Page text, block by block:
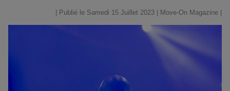
| Publié le Samedi 15 Juillet 2023 | Move-On Magazine